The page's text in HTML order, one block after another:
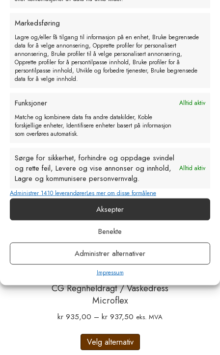
Markedsføring
Lagre og/eller få tilgang til informasjon på en enhet, Bruke begrensede
data for å velge annonsering, Opprette profiler for personalisert
annonsering, Bruke profiler til å velge personalisert annonsering,
Opprette profiler for å persontilpasse innhold, Bruke profiler for å
persontilpasse innhold, Utvikle og forbedre tjenester, Bruke begrensede
data for å velge innhold.
Funksjoner
Alltid aktiv
Matche og kombinere data fra andre datakilder, Koble
forskjellige enheter, Identifisere enheter basert på informasjon
som overføres automatisk.
Sørge for sikkerhet, forhindre og oppdage svindel
og rette feil, Levere og vise annonser og innhold,
Lagre og kommunisere personvernvalg.
Alltid aktiv
Administrer 1410 leverandørerLes mer om disse formålene
Aksepter
Benekte
Administrer alternativer
Impressum
Heiniger Singlet NEW GEN
Velg alternativ
produktet
har
varianter.
Alternativene
velges
produktsiden
CG Regnheldragt / Vaskedress
Microflex
kr 935,00 – kr 937,50 Prisområde:
til
kr 937,50
eks. MVA
Velg alternativ
Dette